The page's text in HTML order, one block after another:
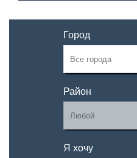
Город
Район
Я хочу